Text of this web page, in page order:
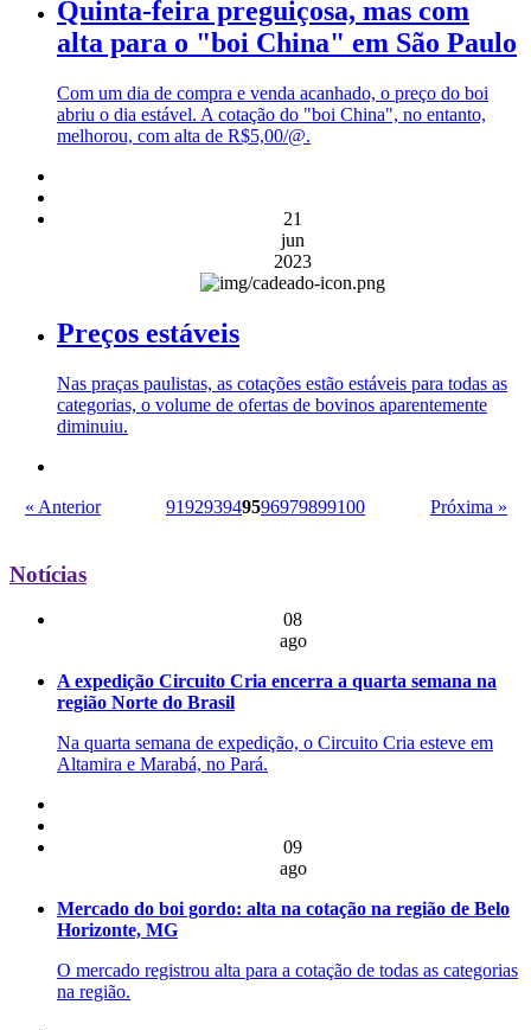
Quinta-feira preguiçosa, mas com
alta para o "boi China" em São Paulo
Com um dia de compra e venda acanhado, o preço do boi
abriu o dia estável. A cotação do "boi China", no entanto,
melhorou, com alta de R$5,00/@.
21
jun
2023
Preços estáveis
Nas praças paulistas, as cotações estão estáveis para todas as
categorias, o volume de ofertas de bovinos aparentemente
diminuiu.
« Anterior 919293949596979899100 Próxima »
Notícias
08
ago
A expedição Circuito Cria encerra a quarta semana na
região Norte do Brasil
Na quarta semana de expedição, o Circuito Cria esteve em
Altamira e Marabá, no Pará.
09
ago
Mercado do boi gordo: alta na cotação na região de Belo
Horizonte, MG
O mercado registrou alta para a cotação de todas as categorias
na região.